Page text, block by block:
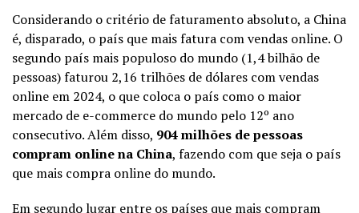
Considerando o critério de faturamento absoluto, a China
é, disparado, o país que mais fatura com vendas online. O
segundo país mais populoso do mundo (1,4 bilhão de
pessoas) faturou 2,16 trilhões de dólares com vendas
online em 2024, o que coloca o país como o maior
mercado de e-commerce do mundo pelo 12º ano
consecutivo. Além disso, 904 milhões de pessoas
compram online na China, fazendo com que seja o país
que mais compra online do mundo.
Em segundo lugar entre os países que mais compram